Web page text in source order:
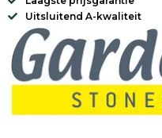
Uitsluitend A-kwaliteit